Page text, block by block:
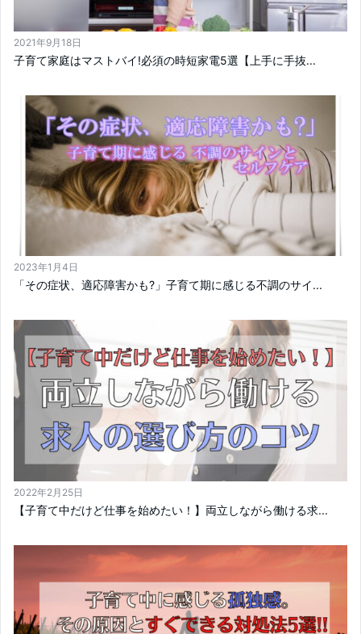
2021年9月18日
子育て家庭はマストバイ!必須の時短家電5選【上手に手抜...
2023年1月4日
「その症状、適応障害かも?」子育て期に感じる不調のサイ...
2022年2月25日
【子育て中だけど仕事を始めたい！】両立しながら働ける求...